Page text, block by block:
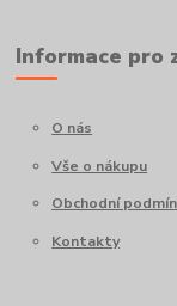
Informace pro
O nás
Vše o nákupu
Obchodní
Kontakty